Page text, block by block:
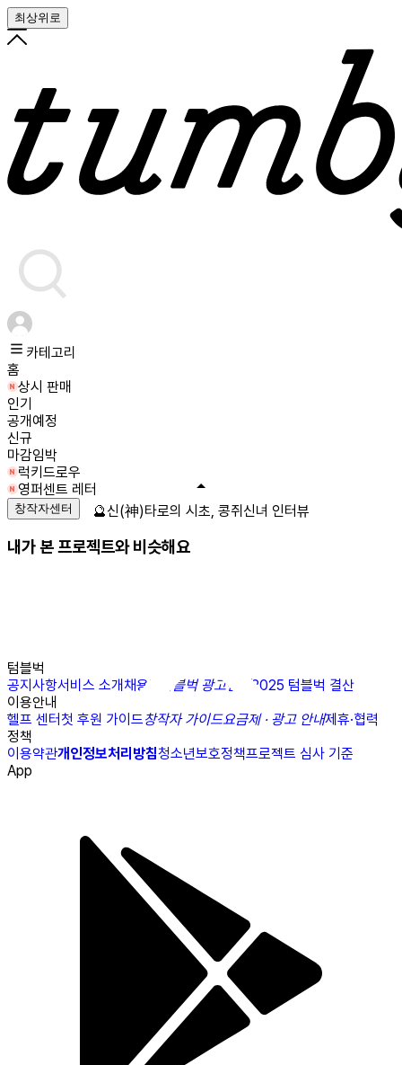
최상위로
카테고리
홈
상시 판매
인기
공개예정
신규
마감임박
럭키드로우
영퍼센트 레터
창작자센터
내가 본 프로젝트와 비슷해요
텀블벅
공지사항서비스 소개채용N 텀블벅 광고센터
2025 텀블벅 결산
이용안내
헬프 센터첫 후원 가이드창작자 가이드요금제 · 광고 안내제휴·협력
정책
이용약관개인정보처리방침청소년보호정책프로젝트 심사 기준
App
🔮신(神)타로의 시초, 콩쥐신녀 인터뷰